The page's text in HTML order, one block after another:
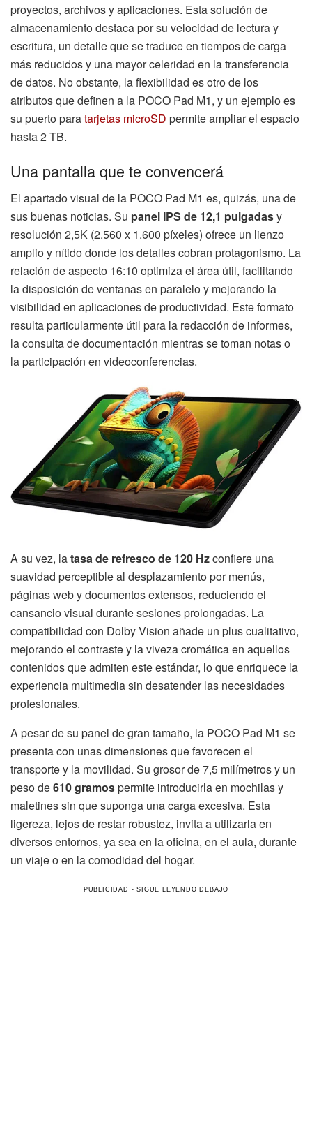
proyectos, archivos y aplicaciones. Esta solución de
almacenamiento destaca por su velocidad de lectura y
escritura, un detalle que se traduce en tiempos de carga
más reducidos y una mayor celeridad en la transferencia
de datos. No obstante, la flexibilidad es otro de los
atributos que definen a la POCO Pad M1, y un ejemplo es
su puerto paratarjetas microSD permite ampliar el espacio
hasta 2 TB.
Una pantalla que te convencerá
El apartado visual de la POCO Pad M1 es, quizás, una de
sus buenas noticias. Su panel IPS de 12,1 pulgadasy
resolución 2,5K (2.560 x 1.600 píxeles) ofrece un lienzo
amplio y nítido donde los detalles cobran protagonismo. La
relación de aspecto 16:10 optimiza el área útil, facilitando
la disposición de ventanas en paralelo y mejorando la
visibilidad en aplicaciones de productividad. Este formato
resulta particularmente útil para la redacción de informes,
la consulta de documentación mientras se toman notas o
la participación en videoconferencias.
A su vez, latasa de refresco de 120 Hzconfiere una
suavidad perceptible al desplazamiento por menús,
páginas web y documentos extensos, reduciendo el
cansancio visual durante sesiones prolongadas. La
compatibilidad con Dolby Vision añade un plus cualitativo,
mejorando el contraste y la viveza cromática en aquellos
contenidos que admiten este estándar, lo que enriquece la
experiencia multimedia sin desatender las necesidades
profesionales.
A pesar de su panel de gran tamaño, la POCO Pad M1 se
presenta con unas dimensiones que favorecen el
transporte y la movilidad. Su grosor de 7,5 milímetros y un
peso de610 gramospermite introducirla en mochilas y
maletines sin que suponga una carga excesiva. Esta
ligereza, lejos de restar robustez, invita a utilizarla en
diversos entornos, ya sea en la oficina, en el aula, durante
un viaje o en la comodidad del hogar.